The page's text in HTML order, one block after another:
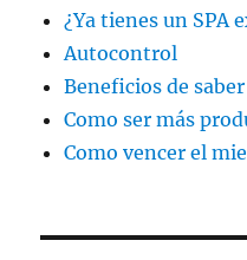
¿Ya tienes un SPA
Autocontrol
Beneficios de
Como ser más
Como vencer el